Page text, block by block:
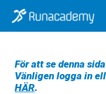
För att se denna
Vänligen logga in
HÄR.